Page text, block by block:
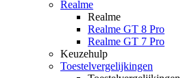
Realme
Realme
Realme GT 8 Pro
Realme GT 7 Pro
Keuzehulp
Toestelvergelijkingen